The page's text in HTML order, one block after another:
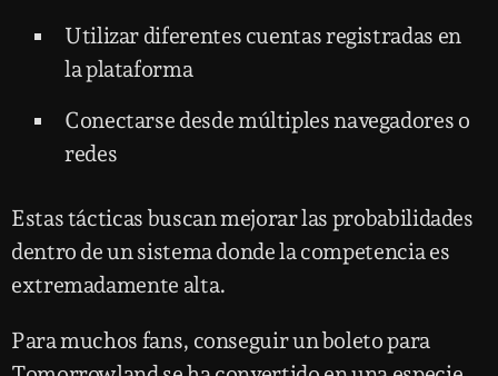
Utilizar diferentes cuentas registradas en
la plataforma
Conectarse desde múltiples navegadores o
redes
Estas tácticas buscan mejorar las probabilidades
dentro de un sistema donde la competencia es
extremadamente alta.
Para muchos fans, conseguir un boleto para